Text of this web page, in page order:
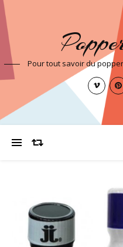
Pour tout savoir du